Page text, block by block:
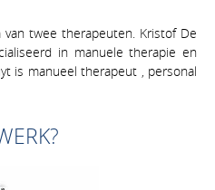
twee therapeuten. Kristof De
in manuele therapie en
is manueel therapeut , personal